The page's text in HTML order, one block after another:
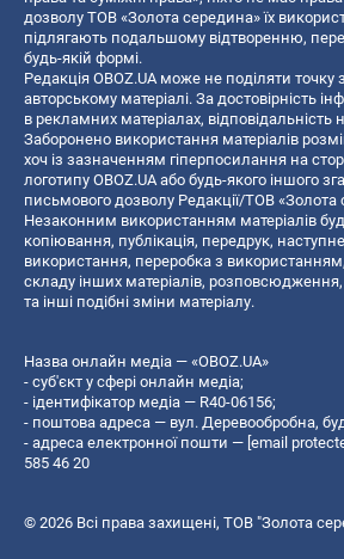
дозволу ТОВ «Золота середина» їх
підлягають подальшому відтворенню,
будь-якій формі.
Редакція OBOZ.UA може не поділяти точку
авторському матеріалі. За достовірність
в рекламних матеріалах,
Заборонено використання матеріалів
хоч із зазначенням гіперпосилання на
логотипу OBOZ.UA або будь-якого іншого
письмового дозволу Редакції/ТОВ «Золота
Незаконним використанням матеріалів
копiювання, публiкацiя, передрук,
використання, переробка з
складу інших матеріалів,
та інші подібні зміни матеріалу.
Назва онлайн медіа — «OBOZ.UA»
- суб'єкт у сфері онлайн медіа;
- ідентифікатор медіа — R40-06156;
- поштова адреса — вул. Деревообробна,
- адреса електронної пошти — [email
585 46 20
© 2026 Всі права захищені, ТОВ "Золота